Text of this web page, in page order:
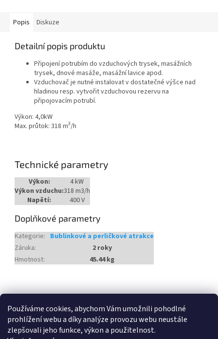
Používáme cookies, abychom Vám umožnili pohodlné
prohlížení webu a díky analýze provozu webu neustále
zlepšovali jeho funkce, výkon a použitelnost.
Popis Diskuze
Detailní popis produktu
Připojení potrubím do vzduchových trysek, masážních
trysek, dnové masáže, masážní lavice apod.
Vzduchovač je nutné instalovat v dostatečné výšce nad
hladinou resp. vytvořit vzduchovou rezervu na
připojovacím potrubí.
Výkon: 4,0kW
Max. průtok: 318 m3/h
Technické parametry
Výkon:
4 kW
Výkon vzduchu:318 m3/h
Napětí:
400 V
Doplňkové parametry
Kategorie: Bublinkové a perličkové atrakce
Záruka:
2 roky
Hmotnost: 45.44 kg
á